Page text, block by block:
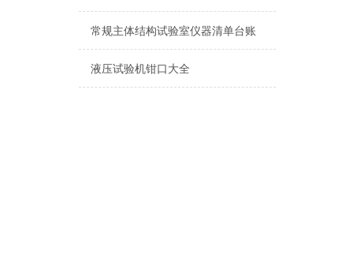
常规主体结构试验室仪器清单台账
液压试验机钳口大全